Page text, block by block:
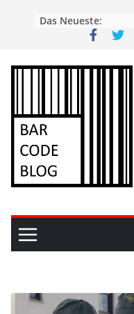
Das Neueste: